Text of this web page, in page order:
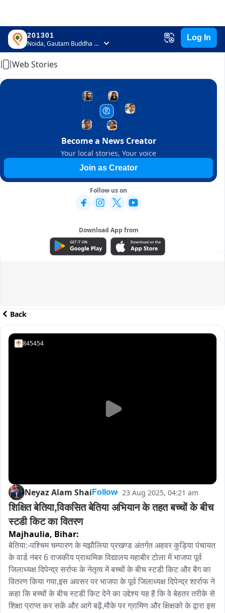
201301
Noida, Gautam Buddha Nagar, Uttar Pradesh
Log In
Home
Web Stories
Become a News Creator
Your local stories, Your voice
Join as Creator
Follow us on
Download App from
ADVERTISEMENT
Back
845454
Neyaz Alam Shai Follow 23 Aug 2025, 04:21 am
शिक्षित बेतिया,विकसित बेतिया अभियान के तहत बच्चों के बीच
स्टडी किट का वितरण
Majhaulia, Bihar:
बेतिया:-पश्चिम चम्पारण के मझौलिया प्रखण्ड अंतर्गत अहवर कुड़िया पंचायत
के वार्ड नंबर 6 राजकीय प्राथमिक विद्यालय महाबीर टोला में भाजपा पूर्व
जिलाध्यक्ष दिपेन्द्र सर्राफ के नेतृत्व में बच्चों के बीच स्टडी किट और बैग का
वितरण किया गया,इस अवसर पर भाजपा के पूर्व जिलाध्यक्ष दिपेन्द्र शार्राफ ने
कहा कि बच्चों के बीच स्टडी किट देने का उद्देश्य यह है कि वे बेहतर तरीके से
शिक्षा प्राप्त कर सकें और आगे बढ़ें,मौके पर ग्रामिण और क्षिक्षको के द्वारा इस